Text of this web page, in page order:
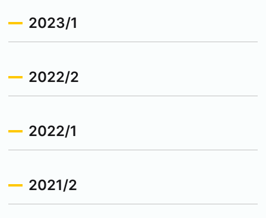
2023/1
2022/2
2022/1
2021/2